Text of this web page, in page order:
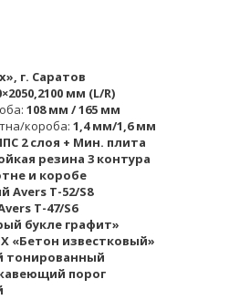
г. Саратов
мм (L/R)
108 мм / 165 мм
короба: 1,4 мм/1,6 мм
2 слоя + Мин. плита
резина 3 контура
и коробе
Avers T-52/S8
T-47/S6
букле графит»
«Бетон известковый»
тонированный
порог